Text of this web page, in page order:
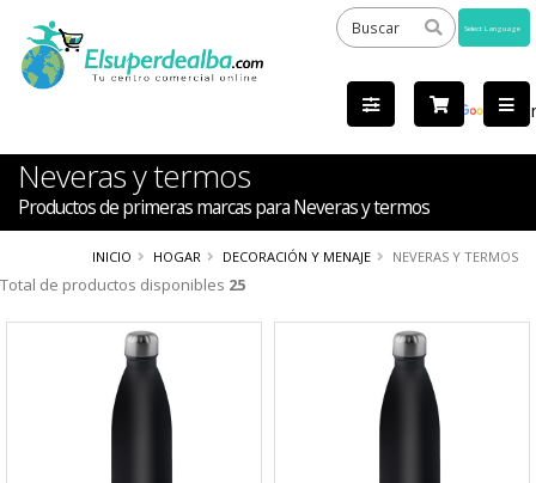
by
Neveras y termos
Productos de primeras marcas para Neveras y termos
INICIO HOGAR DECORACIÓN Y MENAJE NEVERAS Y TERMOS
Total de productos disponibles 25